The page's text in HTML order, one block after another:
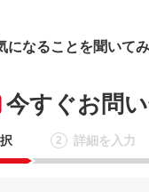
になることを聞いてみ
今すぐお問
2 詳細を入力